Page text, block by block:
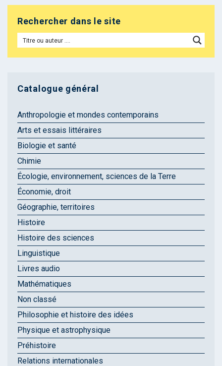
Rechercher dans le site
Catalogue général
Anthropologie et mondes contemporains
Arts et essais littéraires
Biologie et santé
Chimie
Écologie, environnement, sciences de la Terre
Économie, droit
Géographie, territoires
Histoire
Histoire des sciences
Linguistique
Livres audio
Mathématiques
Non classé
Philosophie et histoire des idées
Physique et astrophysique
Préhistoire
Relations internationales